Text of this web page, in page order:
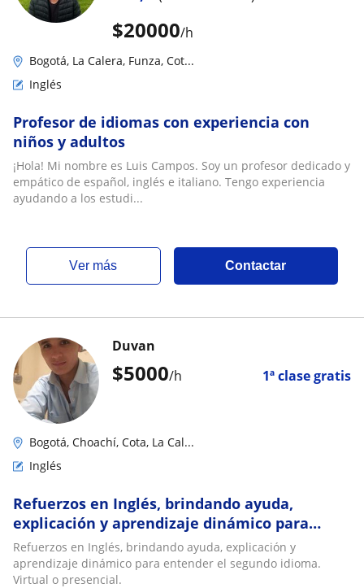
$20000/h
Bogotá, La Calera, Funza, Cot...
Inglés
Profesor de idiomas con experiencia con
niños y adultos
¡Hola! Mi nombre es Luis Campos. Soy un profesor dedicado y
empático de español, inglés e italiano. Tengo experiencia
ayudando a los estudi...
ver más Contactar
$5000/h 1ª clase gratis
Duvan
Bogotá, Choachí, Cota, La Cal...
Inglés
Refuerzos en Inglés, brindando ayuda,
explicación y aprendizaje dinámico para
entender el segundo idioma. Virtual o
presencial
Refuerzos en Inglés, brindando ayuda, explicación y
aprendizaje dinámico para entender el segundo idioma.
Virtual o presencial.